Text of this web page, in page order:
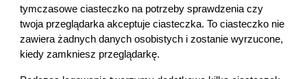
tymczasowe ciasteczko na potrzeby sprawdzenia czy
twoja przeglądarka akceptuje ciasteczka. To ciasteczko nie
zawiera żadnych danych osobistych i zostanie wyrzucone,
kiedy zamkniesz przeglądarkę.